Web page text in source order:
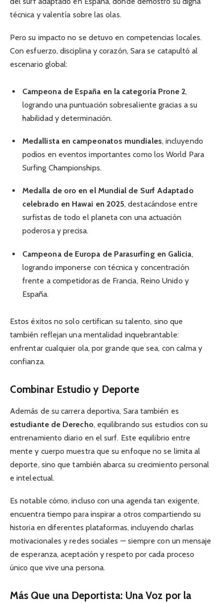
técnica y valentía sobre las olas.
Pero su impacto no se detuvo en competencias locales.
Con esfuerzo, disciplina y corazón, Sara se catapultó al
escenario global:
Campeona de España en la categoría Prone 2,
logrando una puntuación sobresaliente gracias a su
habilidad y determinación.
Medallista en campeonatos mundiales, incluyendo
podios en eventos importantes como los World Para
Surfing Championships.
Medalla de oro en el Mundial de Surf Adaptado
celebrado en Hawai en 2025, destacándose entre
surfistas de todo el planeta con una actuación
poderosa y precisa.
Campeona de Europa de Parasurfing en Galicia,
logrando imponerse con técnica y concentración
frente a competidoras de Francia, Reino Unido y
España.
Estos éxitos no solo certifican su talento, sino que
también reflejan una mentalidad inquebrantable:
enfrentar cualquier ola, por grande que sea, con calma y
confianza.
Combinar Estudio y Deporte
Además de su carrera deportiva, Sara también es
estudiante de Derecho, equilibrando sus estudios con su
entrenamiento diario en el surf. Este equilibrio entre
mente y cuerpo muestra que su enfoque no se limita al
deporte, sino que también abarca su crecimiento personal
e intelectual.
Es notable cómo, incluso con una agenda tan exigente,
encuentra tiempo para inspirar a otros compartiendo su
historia en diferentes plataformas, incluyendo charlas
motivacionales y redes sociales — siempre con un mensaje
de esperanza, aceptación y respeto por cada proceso
único que vive una persona.
Más Que una Deportista: Una Voz por la